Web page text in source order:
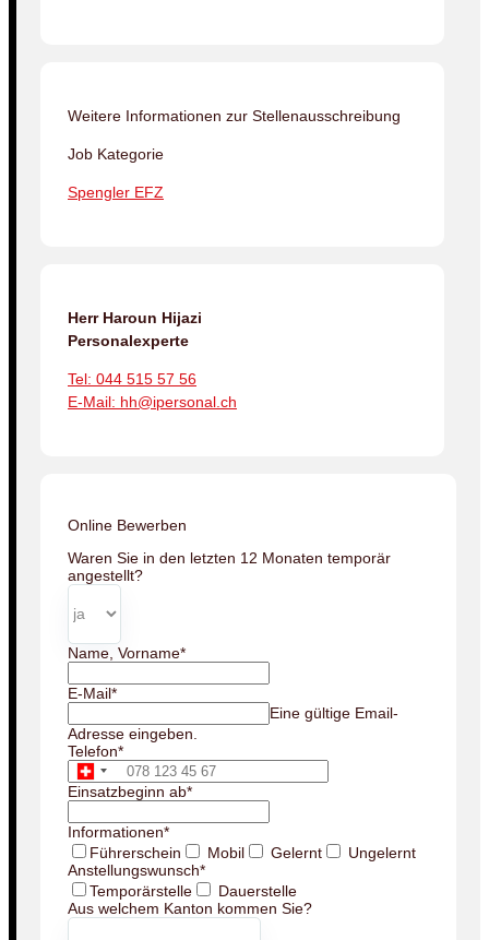
Weitere Informationen zur Stellenausschreibung
Job Kategorie
Spengler EFZ
Herr Haroun Hijazi
Personalexperte
Tel: 044 515 57 56
E-Mail: hh@ipersonal.ch
Online Bewerben
Waren Sie in den letzten 12 Monaten temporär
angestellt?
Name, Vorname*
E-Mail*
Eine gültige Email-
Adresse eingeben.
Telefon*
Einsatzbeginn ab*
Informationen*
Führerschein
Mobil Gelernt
Ungelernt
Anstellungswunsch*
Temporärstelle
Dauerstelle
Aus welchem Kanton kommen Sie?